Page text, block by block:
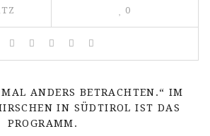
0
ANDERS BETRACHTEN.“ IM
IN SÜDTIROL IST DAS
PROGRAMM.